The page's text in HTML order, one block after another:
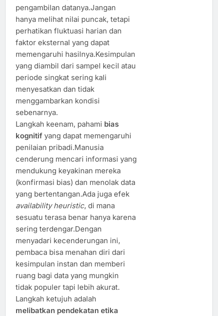
pengambilan datanya.Jangan
hanya melihat nilai puncak, tetapi
perhatikan fluktuasi harian dan
faktor eksternal yang dapat
memengaruhi hasilnya.Kesimpulan
yang diambil dari sampel kecil atau
periode singkat sering kali
menyesatkan dan tidak
menggambarkan kondisi
sebenarnya.
Langkah keenam, pahami bias
kognitif yang dapat memengaruhi
penilaian pribadi.Manusia
cenderung mencari informasi yang
mendukung keyakinan mereka
(konfirmasi bias) dan menolak data
yang bertentangan.Ada juga efek
availability heuristic, di mana
sesuatu terasa benar hanya karena
sering terdengar.Dengan
menyadari kecenderungan ini,
pembaca bisa menahan diri dari
kesimpulan instan dan memberi
ruang bagi data yang mungkin
tidak populer tapi lebih akurat.
Langkah ketujuh adalah
melibatkan pendekatan etika